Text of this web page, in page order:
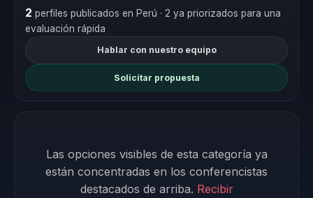
2 perfiles publicados en Perú · 2 ya priorizados para una
evaluación rápida
Hablar con nuestro equipo
Solicitar propuesta
Las opciones visibles de esta categoría ya
están concentradas en los conferencistas
destacados de arriba. Recibir